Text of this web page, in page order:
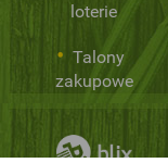
loterie
Talony
zakupowe